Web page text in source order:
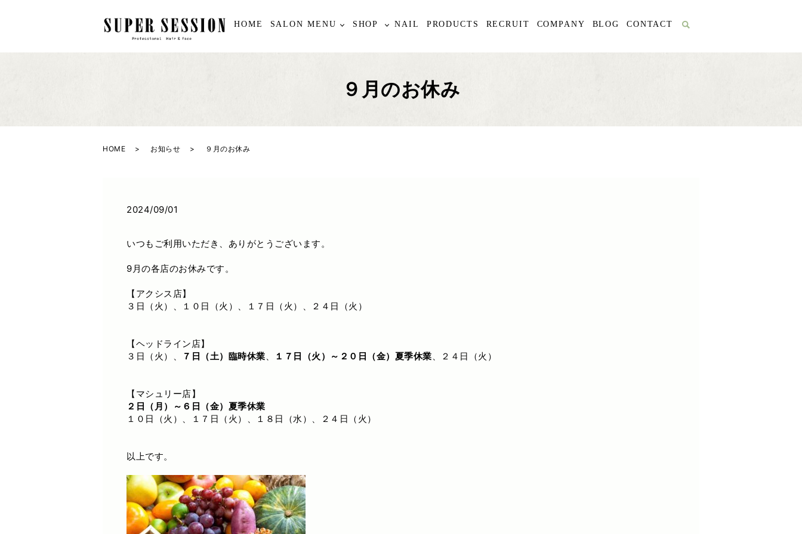
HOME SALON MENU SHOP NAIL PRODUCTS RECRUIT COMPANY BLOG CONTACT
９月のお休み
HOME お知らせ ９月のお休み
2024/09/01
いつもご利用いただき、ありがとうございます。
9月の各店のお休みです。
【アクシス店】
３日（火）、１０日（火）、１７日（火）、２４日（火）
【ヘッドライン店】
３日（火）、
７日（土）臨時休業、 １７日（火）～２０日（金）夏季休業、２４日（火）
【マシュリー店】
２日（月）～６日（金）夏季休業
１０日（火）、１７日（火）、１８日（水）、２４日（火）
以上です。